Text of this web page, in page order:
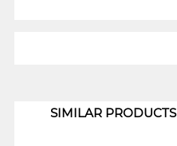
SIMILAR PRODUCTS